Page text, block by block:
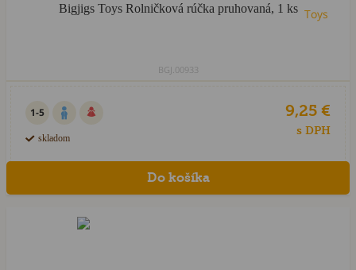
Bigjigs Toys Rolničková rúčka pruhovaná, 1 ks
BGJ.00933
1-5
skladom
9,25 €
s DPH